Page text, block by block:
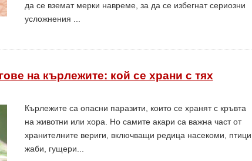
да се вземат мерки навреме, за да се избегнат сериозни
усложнения ...
на кърлежите: кой се храни с тях
Кърлежите са опасни паразити, които се хранят с кръвта
на животни или хора. Но самите акари са важна част от
хранителните вериги, включващи редица насекоми, птици,
жаби, гущери...